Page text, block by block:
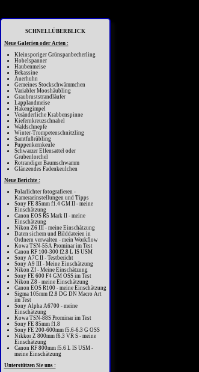
SCHNELLÜBERBLICK
Neue Galerien oder Arten :
Kleinsporiger Grünspanbecherling
Hobelspanner
Haubenmeise
Bekassine
Auerhuhn
Gemeines Stockschwämmchen
Variabler Mooshäubling
Graubruststrandläufer
Lapplandmeise
Hakengimpel
Veränderliche Krabbenspinne
Kiefernkreuzschnabel
Waldschnepfe
Winter-Trompetenschnitzling
Samtfußrübling
Puppenkernkeule
Schwarzer Elfensattel oder
Grubenlorchel
Rotrandiger Baumschwamm
Glänzendes Fadenkeulchen
Neue Berichte :
Polarlichter fotografieren -
Kameraeinstellungen und Tipps
Sony FE 85mm f1.4 GM II - meine
Einschätzung
Canon EOS R5 Mark II - meine
Einschätzung
Nikon Z6 III - meine Einschätzung
Daten sichern und Bilddateien in
Ordnern verwalten - mein Workflow
Kowa TSN-55A Prominar im Test
Canon RF 100-300 f2.8 L IS USM
Sony A7C II - Testbericht
Sony A9 III - Meine Einschätzung
Nikon Zf - Meine Einschätzung
Sony FE 600 F4 GM OSS im Test
Nikon Z8 - meine Einschätzung
Canon EOS R100 - meine Einschätzung
Sigma 105mm f2.8 DG DN Macro Art
im Test
Sony Alpha A6700 - meine
Einschätzung
Kowa TSN-88S Prominar im Test
Sony FE 85mm f1.8
Sony FE 200-600mm f5.6-6.3 G OSS
Nikkor Z 800mm f6.3 VR S - meine
Einschätzung
Canon RF 800mm f5.6 L IS USM -
meine Einschätzung
Unterstützen Sie uns :